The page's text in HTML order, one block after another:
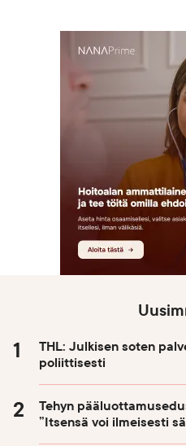
THL: Julkisen soten
poliittisesti
Tehyn
”Itsensä voi ilmeisesti